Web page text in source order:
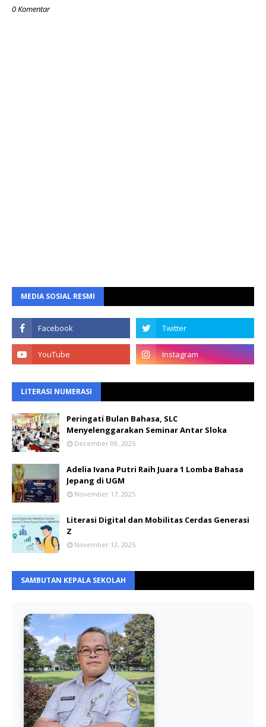
0 Komentar
MEDIA SOSIAL RESMI
LITERASI NUMERASI
Peringati Bulan Bahasa, SLC
Menyelenggarakan Seminar Antar Sloka
December 09, 2025
Adelia Ivana Putri Raih Juara 1 Lomba Bahasa
Jepang di UGM
November 17, 2025
Literasi Digital dan Mobilitas Cerdas Generasi
Z
November 12, 2025
SAMBUTAN KEPALA SEKOLAH